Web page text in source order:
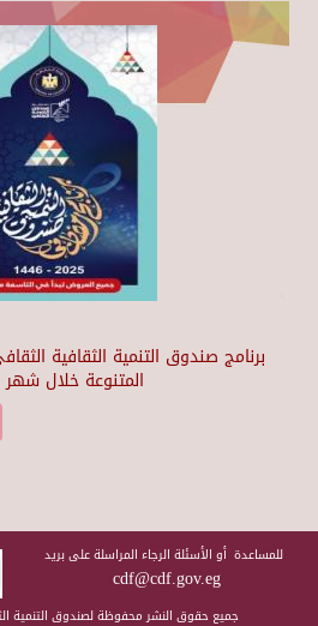
برنامج صندوق التنمية الثقافية
المتنوعة خلال
للمساعدة أو الأسئلة الرجاء المراسلة على بريد
cdf@cdf.gov.eg
جميع حقوق النشر محفوظة لصندوق التنمية